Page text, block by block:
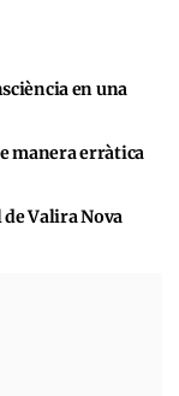
en una
manera erràtica
Valira Nova